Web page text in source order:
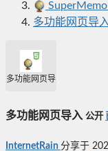
多功能网页导入
多功能网页导入
多功能网页导入 公开
InternetRain 分享于